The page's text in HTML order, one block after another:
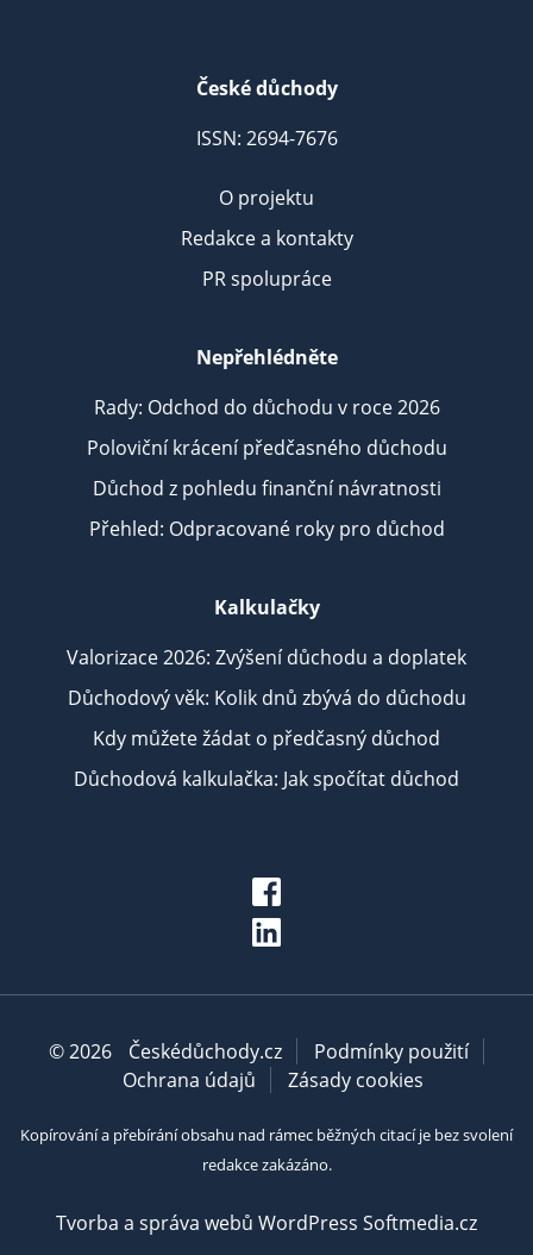
České důchody
ISSN: 2694-7676
O projektu
Redakce a kontakty
PR spolupráce
Nepřehlédněte
Rady: Odchod do důchodu v roce 2026
Poloviční krácení předčasného důchodu
Důchod z pohledu finanční návratnosti
Přehled: Odpracované roky pro důchod
Kalkulačky
Valorizace 2026: Zvýšení důchodu a doplatek
Důchodový věk: Kolik dnů zbývá do důchodu
Kdy můžete žádat o předčasný důchod
Důchodová kalkulačka: Jak spočítat důchod
© 2026 Českédůchody.cz
Podmínky použití
Ochrana údajů
Zásady cookies
Kopírování a přebírání obsahu nad rámec běžných citací je bez svolení
redakce zakázáno.
Tvorba a správa webů WordPress Softmedia.cz